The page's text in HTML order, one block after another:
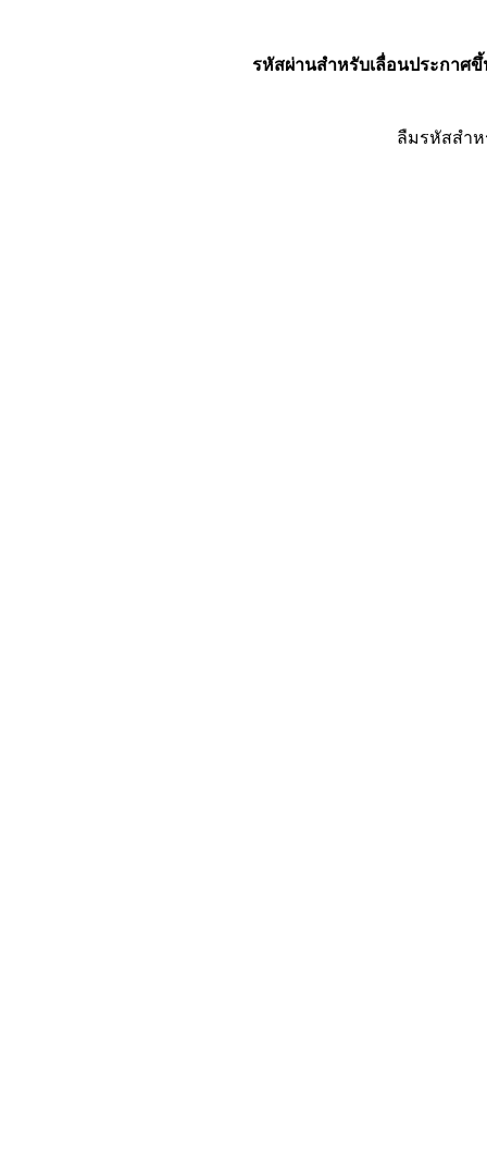
รหัสผ่านสำหรับเลื่อนประกาศขึ้
ลืมรหัสสำ